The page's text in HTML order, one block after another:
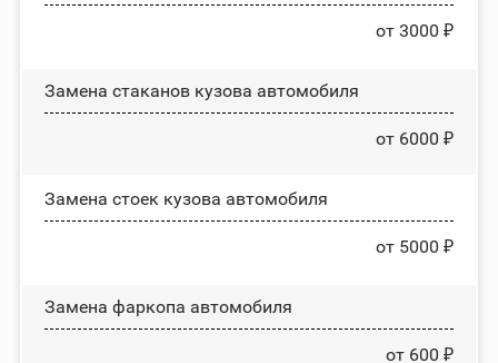
от 3000 ₽
Замена стаканов кузова автомобиля
от 6000 ₽
Замена стоек кузова автомобиля
от 5000 ₽
Замена фаркопа автомобиля
от 600 ₽